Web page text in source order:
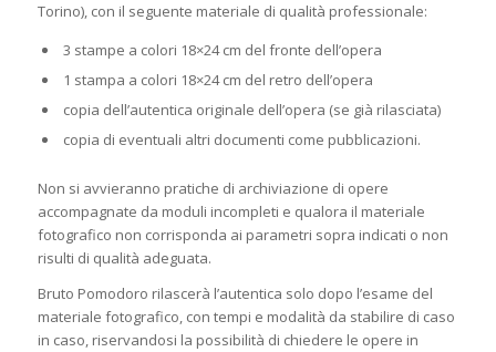
Torino), con il seguente materiale di qualità professionale:
3 stampe a colori 18×24 cm del fronte dell’opera
1 stampa a colori 18×24 cm del retro dell’opera
copia dell’autentica originale dell’opera (se già rilasciata)
copia di eventuali altri documenti come pubblicazioni.
Non si avvieranno pratiche di archiviazione di opere
accompagnate da moduli incompleti e qualora il materiale
fotografico non corrisponda ai parametri sopra indicati o non
risulti di qualità adeguata.
Bruto Pomodoro rilascerà l’autentica solo dopo l’esame del
materiale fotografico, con tempi e modalità da stabilire di caso
in caso, riservandosi la possibilità di chiedere le opere in